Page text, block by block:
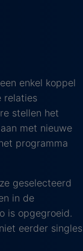
enkel koppel
relaties
stellen het
met nieuwe
programma
geselecteerd
in de
is opgegroeid.
eerder singles